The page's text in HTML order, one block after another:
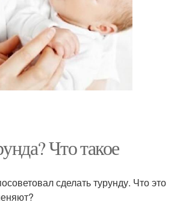
Что такое
сделать турунду. Что это